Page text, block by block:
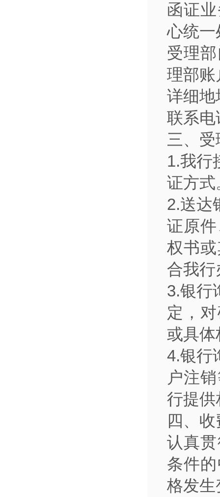
函证
心统一
受理
理部账
详细地
联系电
三、
1.我行
证方式
2.送达
证原
权书
合我
3.银行
定，
或具体
4.银行
户注
行提供
四、
认真
条件
格发生